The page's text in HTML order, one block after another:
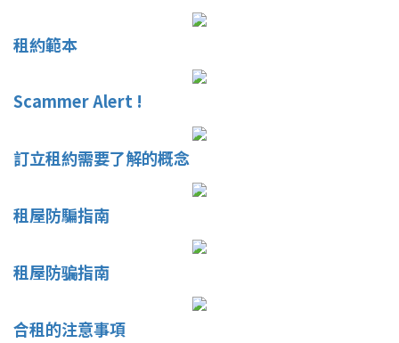
租約範本
Scammer Alert !
訂立租約需要了解的概念
租屋防騙指南
租屋防骗指南
合租的注意事項